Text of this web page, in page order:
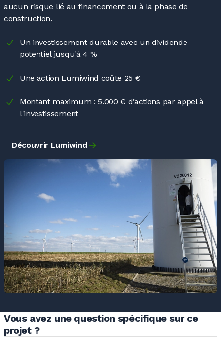
aucun risque lié au financement ou à la phase de
construction.
Un investissement durable avec un dividende
potentiel jusqu'à 4 %
Une action Lumiwind coûte 25 €
Montant maximum : 5.000 € d’actions par appel à
l'investissement
Découvrir Lumiwind
Vous avez une question spécifique sur ce
projet ?